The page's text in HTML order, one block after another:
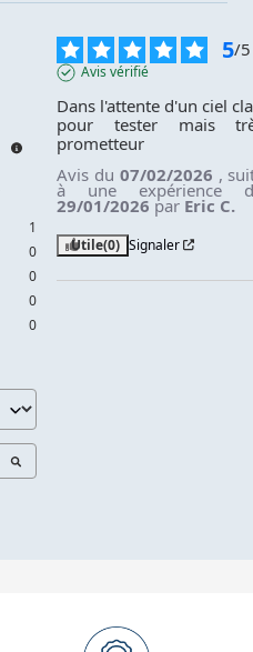
1
0
0
0
0
5/5
Avis vérifié
Dans l'attente d'un ciel
pour tester mais
prometteur
Avis du 07/02/2026 ,
à une expérience
29/01/2026 par Eric C.
Utile(0) Signaler